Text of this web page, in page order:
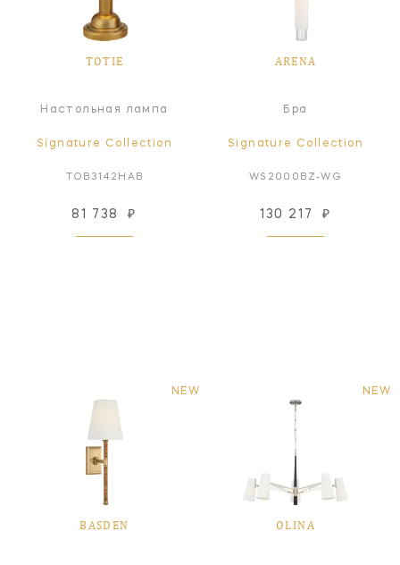
TOTIE
Настольная лампа
Signature Collection
TOB3142HAB
81 738 ₽
ARENA
Бра
Signature Collection
WS2000BZ-WG
130 217 ₽
NEW
BASDEN
NEW
OLINA